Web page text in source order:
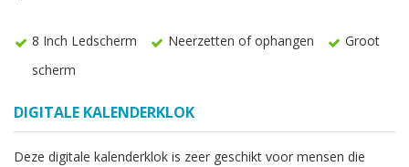
8 Inch Ledscherm Neerzetten of ophangen
Groot
scherm
DIGITALE KALENDERKLOK
Deze digitale kalenderklok is zeer geschikt voor mensen die